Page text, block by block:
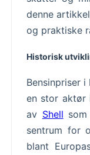
denne
og praktiske
Historisk
Bensinpriser
en stor aktør
av Shell
sentrum for
blant